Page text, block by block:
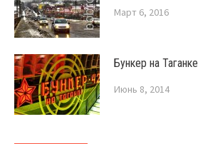
Март 6, 2016
Бункер на Таганке
Июнь 8, 2014